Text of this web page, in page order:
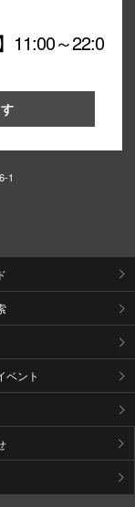
11:00～22:0
1
ベント